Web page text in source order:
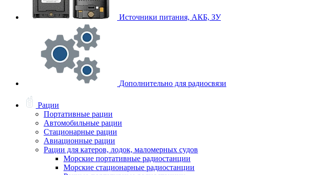
Источники питания, АКБ, ЗУ
Дополнительно для радиосвязи
Рации
Портативные рации
Автомобильные рации
Стационарные рации
Авиационные рации
Рации для катеров, лодок, маломерных судов
Морские портативные радиостанции
Морские стационарные радиостанции